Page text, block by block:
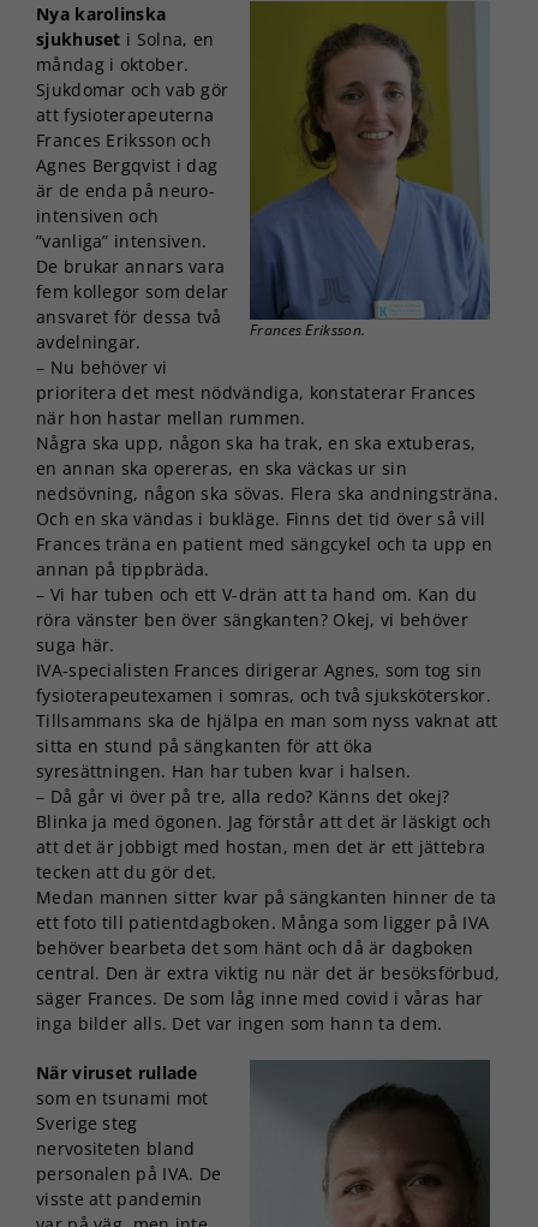
Frances Eriksson.
Nya karolinska
sjukhuset i Solna, en
måndag i oktober.
Sjukdomar och vab gör
att fysioterapeuterna
Frances Eriksson och
Agnes Bergqvist i dag
är de enda på neuro-
intensiven och
”vanliga” intensiven.
De brukar annars vara
fem kollegor som delar
ansvaret för dessa två
avdelningar.
– Nu behöver vi
prioritera det mest nödvändiga, konstaterar Frances
när hon hastar mellan rummen.
Några ska upp, någon ska ha trak, en ska extuberas,
en annan ska opereras, en ska väckas ur sin
nedsövning, någon ska sövas. Flera ska andningsträna.
Och en ska vändas i bukläge. Finns det tid över så vill
Frances träna en patient med sängcykel och ta upp en
annan på tippbräda.
– Vi har tuben och ett V-drän att ta hand om. Kan du
röra vänster ben över sängkanten? Okej, vi behöver
suga här.
IVA-specialisten Frances dirigerar Agnes, som tog sin
fysioterapeutexamen i somras, och två sjuksköterskor.
Tillsammans ska de hjälpa en man som nyss vaknat att
sitta en stund på sängkanten för att öka
syresättningen. Han har tuben kvar i halsen.
– Då går vi över på tre, alla redo? Känns det okej?
Blinka ja med ögonen. Jag förstår att det är läskigt och
att det är jobbigt med hostan, men det är ett jättebra
tecken att du gör det.
Medan mannen sitter kvar på sängkanten hinner de ta
ett foto till patientdagboken. Många som ligger på IVA
behöver bearbeta det som hänt och då är dagboken
central. Den är extra viktig nu när det är besöksförbud,
säger Frances. De som låg inne med covid i våras har
inga bilder alls. Det var ingen som hann ta dem.
När viruset rullade
som en tsunami mot
Sverige steg
nervositeten bland
personalen på IVA. De
visste att pandemin